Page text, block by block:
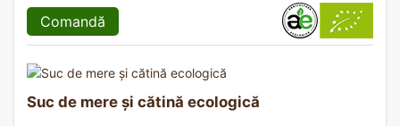
Comandă
Suc de mere și cătină ecologică